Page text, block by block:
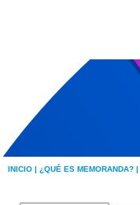
INICIO | ¿QUÉ ES MEMORANDA? |